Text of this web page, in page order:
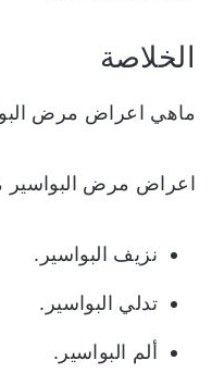
الخلاصة
ماهي اعراض مرض
اعراض مرض البواسير
نزيف البواسير.
تدلي البواسير.
ألم البواسير.